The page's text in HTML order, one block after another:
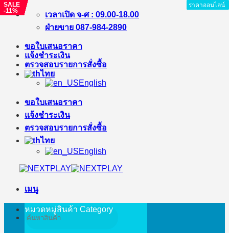
ข้าม
เนื้อหา
เวลาเปิด จ-ศ : 09.00-18.00
ฝ่ายขาย 087-984-2890
ขอใบเสนอราคา
แจ้งชำระเงิน
ตรวจสอบรายการสั่งซื้อ
ไทย
English
ขอใบเสนอราคา
แจ้งชำระเงิน
ตรวจสอบรายการสั่งซื้อ
ไทย
English
เมนู
ค้นหา:
หมวดหมู่สินค้า Category
SALE
-11%
ราคาออนไลน์
SALE
-%
ราคาออนไลน์
SALE
-%
ราคาออนไลน์
ราคาออนไลน์
ราคาออนไลน์
ราคาออนไลน์
SALE
-11%
ราคาออนไลน์
SALE
-%